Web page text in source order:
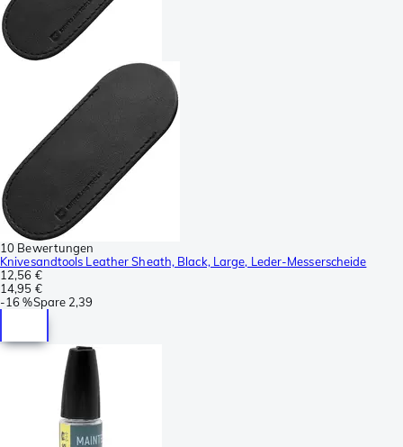
10 Bewertungen
Knivesandtools Leather Sheath, Black, Large, Leder-Messerscheide
12,56 €
14,95 €
-16 %Spare 2,39